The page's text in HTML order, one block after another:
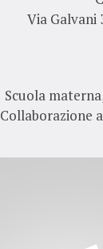
Via Galvani
Scuola
Collaborazione